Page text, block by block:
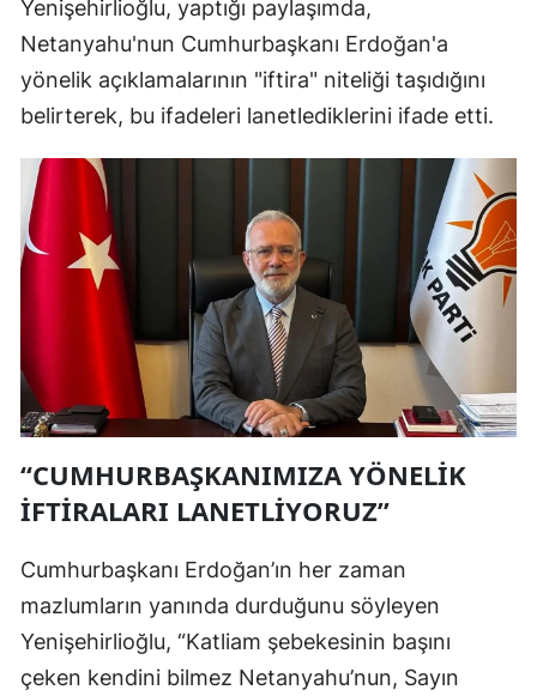
Yenişehirlioğlu, yaptığı paylaşımda,
Netanyahu'nun Cumhurbaşkanı Erdoğan'a
yönelik açıklamalarının "iftira" niteliği taşıdığını
belirterek, bu ifadeleri lanetlediklerini ifade etti.
“CUMHURBAŞKANIMIZA YÖNELİK
İFTİRALARI LANETLİYORUZ”
Cumhurbaşkanı Erdoğan’ın her zaman
mazlumların yanında durduğunu söyleyen
Yenişehirlioğlu, “Katliam şebekesinin başını
çeken kendini bilmez Netanyahu’nun, Sayın